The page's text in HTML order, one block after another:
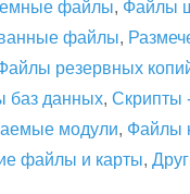
файлы, Файлы
файлы,
резервных
баз данных, Скрипты
модули, Файлы
файлы и карты,